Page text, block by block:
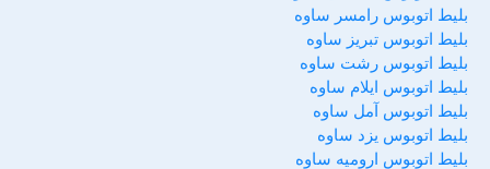
بلیط اتوبوس رامسر ساوه
بلیط اتوبوس تبریز ساوه
بلیط اتوبوس رشت ساوه
بلیط اتوبوس ایلام ساوه
بلیط اتوبوس آمل ساوه
بلیط اتوبوس یزد ساوه
بلیط اتوبوس ارومیه ساوه